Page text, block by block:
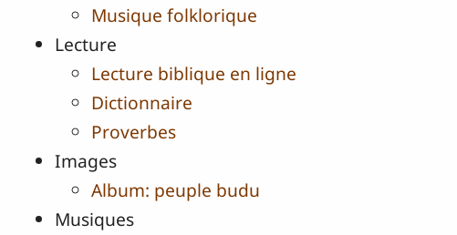
Musique folklorique
Lecture
Lecture biblique en ligne
Dictionnaire
Proverbes
Images
Album: peuple budu
Musiques